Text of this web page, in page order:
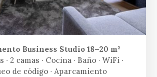
Business Studio 18–20 m²
2 camas · Cocina · Baño · WiFi ·
de código · Aparcamiento